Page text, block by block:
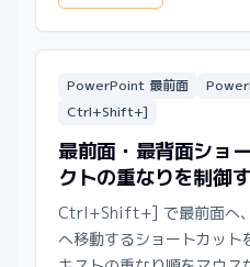
PowerPoint 最前面
Ctrl+Shift+]
最前面・最背面ショ
クトの重なりを制御
Ctrl+Shift+] で最前面へ
へ移動するショートカット